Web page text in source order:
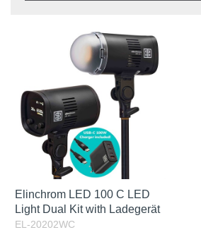
Zzgl.Mwst.
Incl.Mwst
Auf Lager
Elinchrom LED 100 C LED
Light Dual Kit with Ladegerät
EL-20202WC